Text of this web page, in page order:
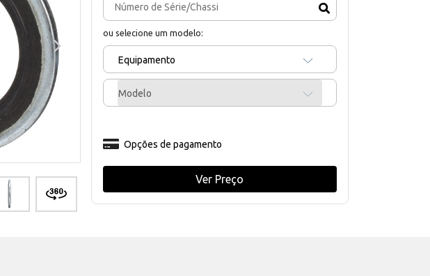
ou selecione um modelo:
Equipamento
Modelo
Opções de pagamento
Ver Preço